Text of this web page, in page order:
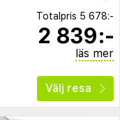
Totalpris 5 678:-
2 839:-
läs mer
Välj resa